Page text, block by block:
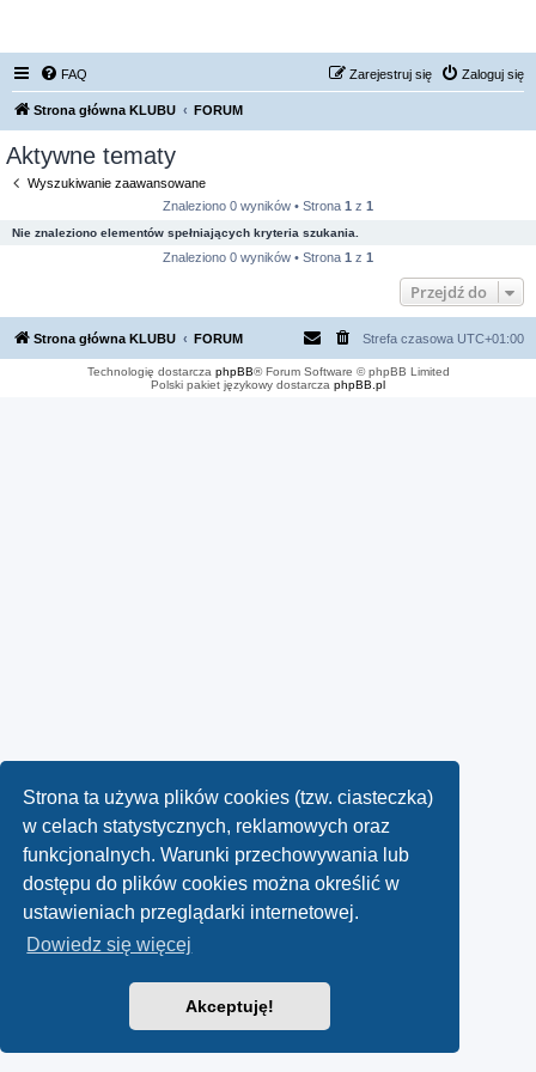
Strona ta używa plików cookies (tzw. ciasteczka)
w celach statystycznych, reklamowych oraz
funkcjonalnych. Warunki przechowywania lub
dostępu do plików cookies można określić w
ustawieniach przeglądarki internetowej.
Dowiedz się więcej
Akceptuję!
FAQ Zaloguj się
Zarejestruj się
Strona główna KLUBU FORUM
Aktywne tematy
Wyszukiwanie zaawansowane
Znaleziono 0 wyników • Strona 1 z 1
Nie znaleziono elementów spełniających kryteria szukania.
Znaleziono 0 wyników • Strona 1 z 1
Przejdź do
Strona główna KLUBU FORUM Strefa czasowa UTC+01:00
Technologię dostarcza phpBB® Forum Software © phpBB Limited
Polski pakiet językowy dostarcza phpBB.pl